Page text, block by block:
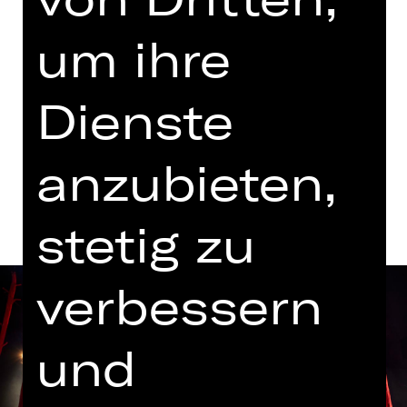
Vorstellung
Schauspielhaus
um ihre
Dienste
anzubieten,
stetig zu
verbessern
und